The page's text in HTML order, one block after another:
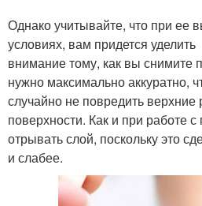
Однако учитывайте, что при ее
условиях, вам придется уделить
внимание тому, как вы снимите
нужно максимально аккуратно,
случайно не повредить верхние
поверхности. Как и при работе с
отрывать слой, поскольку это
и слабее.